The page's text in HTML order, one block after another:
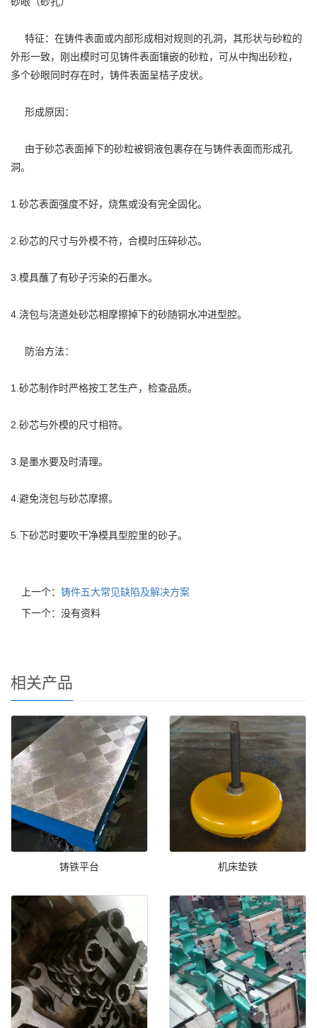
特征：在铸件表面或内部形成相对规则的孔洞，其形状与砂粒的
外形一致，刚出模时可见铸件表面镶嵌的砂粒，可从中掏出砂粒，
多个砂眼同时存在时，铸件表面呈桔子皮状。
形成原因：
由于砂芯表面掉下的砂粒被铜液包裹存在与铸件表面而形成孔
洞。
1.砂芯表面强度不好，烧焦或没有完全固化。
2.砂芯的尺寸与外模不符，合模时压碎砂芯。
3.模具蘸了有砂子污染的石墨水。
4.浇包与浇道处砂芯相摩擦掉下的砂随铜水冲进型腔。
防治方法：
1.砂芯制作时严格按工艺生产，检查品质。
2.砂芯与外模的尺寸相符。
3.是墨水要及时清理。
4.避免浇包与砂芯摩擦。
5.下砂芯时要吹干净模具型腔里的砂子。
上一个： 铸件五大常见缺陷及解决方案
下一个：没有资料
相关产品
铸铁平台 机床垫铁